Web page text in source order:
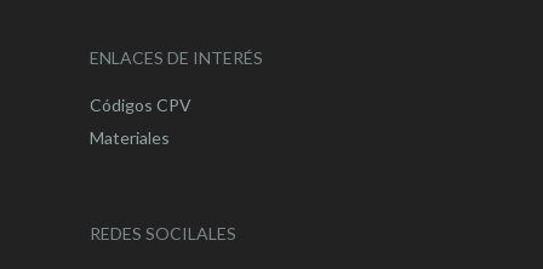
ENLACES DE INTERÉS
Códigos CPV
Materiales
REDES SOCILALES